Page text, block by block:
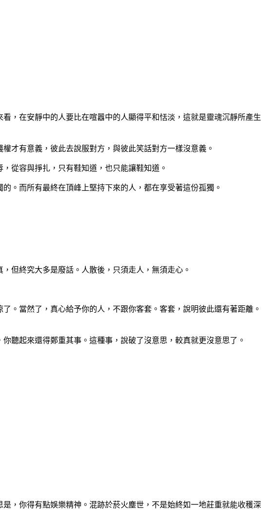
，在安靜中的人要比在喧囂中的人顯得平和恬淡，這就是靈魂沉靜所產生
才有意義，彼此去說服對方，與彼此笑話對方一樣沒意義。
從容與掙扎，只有鞋知道，也只能讓鞋知道。
。而所有最終在頂峰上堅持下來的人，都在享受著這份孤獨。
但終究大多是廢話。人散後，只須走人，無須走心。
。當然了，真心給予你的人，不跟你客套。客套，說明彼此還有著距離。
聽起來還得鄭重其事。這種事，說破了沒意思，較真就更沒意思了。
，你得有點娛樂精神。混跡於菸火塵世，不是始終如一地莊重就能收穫深